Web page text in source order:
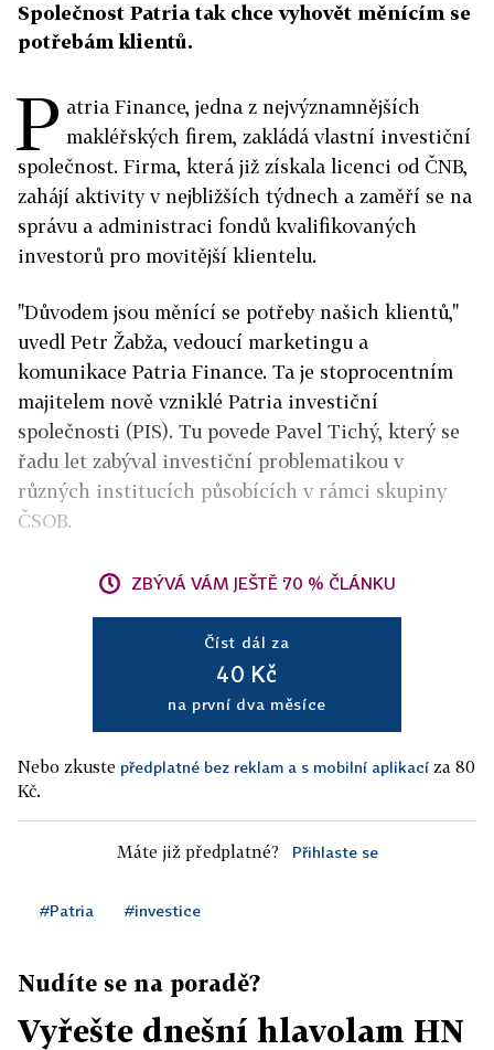
Společnost Patria tak chce vyhovět měnícím se
potřebám klientů.
P atria Finance, jedna z nejvýznamnějších
makléřských firem, zakládá vlastní investiční
společnost. Firma, která již získala licenci od ČNB,
zahájí aktivity v nejbližších týdnech a zaměří se na
správu a administraci fondů kvalifikovaných
investorů pro movitější klientelu.
"Důvodem jsou měnící se potřeby našich klientů,"
uvedl Petr Žabža, vedoucí marketingu a
komunikace Patria Finance. Ta je stoprocentním
majitelem nově vzniklé Patria investiční
společnosti (PIS). Tu povede Pavel Tichý, který se
řadu let zabýval investiční problematikou v
různých institucích působících v rámci skupiny
ČSOB.
ZBÝVÁ VÁM JEŠTĚ 70 % ČLÁNKU
Číst dál za
40 Kč
na první dva měsíce
Nebo zkuste předplatné bez reklam a s mobilní aplikací za 80
Kč.
Máte již předplatné? Přihlaste se
#Patria #investice
Nudíte se na poradě?
Vyřešte dnešní hlavolam HN